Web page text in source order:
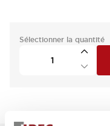
Sélectionner la quantité